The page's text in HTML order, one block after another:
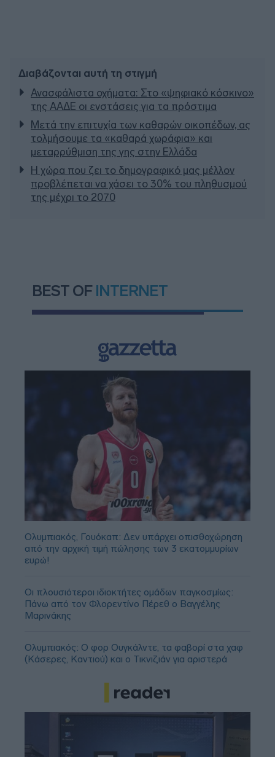
Διαβάζονται αυτή τη στιγμή
Ανασφάλιστα οχήματα: Στο «ψηφιακό κόσκινο»
της ΑΑΔΕ οι ενστάσεις για τα πρόστιμα
Μετά την επιτυχία των καθαρών οικοπέδων, ας
τολμήσουμε τα «καθαρά χωράφια» και
μεταρρύθμιση της γης στην Ελλάδα
Η χώρα που ζει το δημογραφικό μας μέλλον
προβλέπεται να χάσει το 30% του πληθυσμού
της μέχρι το 2070
BEST OF INTERNET
Ολυμπιακός, Γουόκαπ: Δεν υπάρχει οπισθοχώρηση
από την αρχική τιμή πώλησης των 3 εκατομμυρίων
ευρώ!
Οι πλουσιότεροι ιδιοκτήτες ομάδων παγκοσμίως:
Πάνω από τον Φλορεντίνο Πέρεθ ο Βαγγέλης
Μαρινάκης
Ολυμπιακός: Ο φορ Ουγκάλντε, τα φαβορί στα χαφ
(Κάσερες, Καντιού) και ο Τικνιζιάν για αριστερά